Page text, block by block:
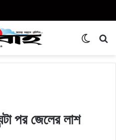
পর জেলের লাশ